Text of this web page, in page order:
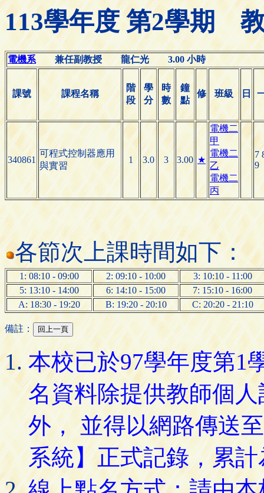
113學年度 第2學期
電機系兼任副教授 龍仁光 3.00 小時
課號 課程名稱
階
段
學
分
時
數
鐘
點
修 班級 日
340861
可程式控制器應用
與實習
1 3.0 3 3.00 ★
電機二
甲
電機二
乙
電機二
丙
7
9
各節次上課時間如下：
1: 08:10 - 09:00 2: 09:10 - 10:00
3: 10:10 - 11:00
5: 13:10 - 14:00
6: 14:10 - 15:00
7: 15:10 - 16:00
A: 18:30 - 19:20
B: 19:20 - 20:10 C: 20:20 - 21:10
備註：
本校已於97學年度第1
名資料除提供教師個
外， 並得以網路傳送
系統】正式記錄，累